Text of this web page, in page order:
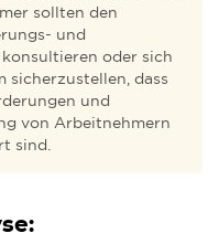
sollten den
und
oder sich
sicherzustellen, dass
und
von Arbeitnehmern
sind.